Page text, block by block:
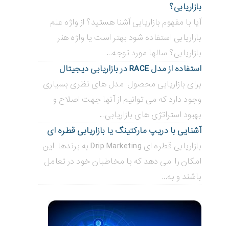
بازاریابی؟
آیا با مفهوم بازاریابی آشنا هستید؟ از واژه علم
بازاریابی استفاده شود بهتر است یا واژه هنر
بازاریابی؟ سالها مورد توجه...
استفاده از مدل RACE در بازاریابی دیجیتال
برای بازاریابی محصول مدل های نظری بسیاری
وجود دارد که می توانیم از آنها جهت اصلاح و
بهبود استراتژی های بازاریابی...
آشنایی با دریپ مارکتینگ یا بازاریابی قطره ای
بازاریابی قطره ای Drip Marketing به برندها این
امکان را می دهد که با مخاطبان خود در تعامل
باشند و به...